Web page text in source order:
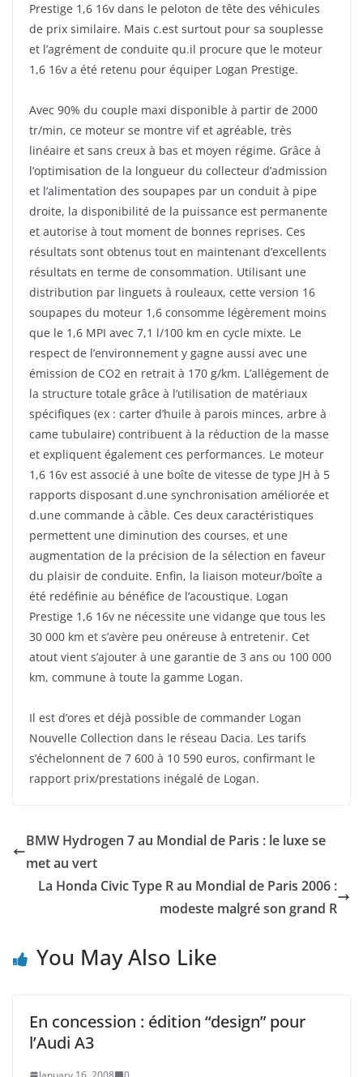
Prestige 1,6 16v dans le peloton de tête des véhicules
de prix similaire. Mais c.est surtout pour sa souplesse
et l’agrément de conduite qu.il procure que le moteur
1,6 16v a été retenu pour équiper Logan Prestige.
Avec 90% du couple maxi disponible à partir de 2000
tr/min, ce moteur se montre vif et agréable, très
linéaire et sans creux à bas et moyen régime. Grâce à
l’optimisation de la longueur du collecteur d’admission
et l’alimentation des soupapes par un conduit à pipe
droite, la disponibilité de la puissance est permanente
et autorise à tout moment de bonnes reprises. Ces
résultats sont obtenus tout en maintenant d’excellents
résultats en terme de consommation. Utilisant une
distribution par linguets à rouleaux, cette version 16
soupapes du moteur 1,6 consomme légèrement moins
que le 1,6 MPI avec 7,1 l/100 km en cycle mixte. Le
respect de l’environnement y gagne aussi avec une
émission de CO2 en retrait à 170 g/km. L’allégement de
la structure totale grâce à l’utilisation de matériaux
spécifiques (ex : carter d’huile à parois minces, arbre à
came tubulaire) contribuent à la réduction de la masse
et expliquent également ces performances. Le moteur
1,6 16v est associé à une boîte de vitesse de type JH à 5
rapports disposant d.une synchronisation améliorée et
d.une commande à câble. Ces deux caractéristiques
permettent une diminution des courses, et une
augmentation de la précision de la sélection en faveur
du plaisir de conduite. Enfin, la liaison moteur/boîte a
été redéfinie au bénéfice de l’acoustique. Logan
Prestige 1,6 16v ne nécessite une vidange que tous les
30 000 km et s’avère peu onéreuse à entretenir. Cet
atout vient s’ajouter à une garantie de 3 ans ou 100 000
km, commune à toute la gamme Logan.
Il est d’ores et déjà possible de commander Logan
Nouvelle Collection dans le réseau Dacia. Les tarifs
s’échelonnent de 7 600 à 10 590 euros, confirmant le
rapport prix/prestations inégalé de Logan.
BMW Hydrogen 7 au Mondial de Paris : le luxe se
met au vert
La Honda Civic Type R au Mondial de Paris 2006 :
modeste malgré son grand R
You May Also Like
En concession : édition “design” pour
l’Audi A3